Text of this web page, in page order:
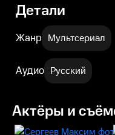
Детали
Жанр Мультсериал
Аудио Русский
Актёры и